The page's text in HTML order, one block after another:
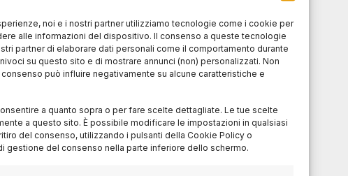
noi e i nostri partner utilizziamo tecnologie come i cookie per
alle informazioni del dispositivo. Il consenso a queste tecnologie
partner di elaborare dati personali come il comportamento durante
su questo sito e di mostrare annunci (non) personalizzati. Non
può influire negativamente su alcune caratteristiche e
a quanto sopra o per fare scelte dettagliate. Le tue scelte
a questo sito. È possibile modificare le impostazioni in qualsiasi
del consenso, utilizzando i pulsanti della Cookie Policy o
gestione del consenso nella parte inferiore dello schermo.